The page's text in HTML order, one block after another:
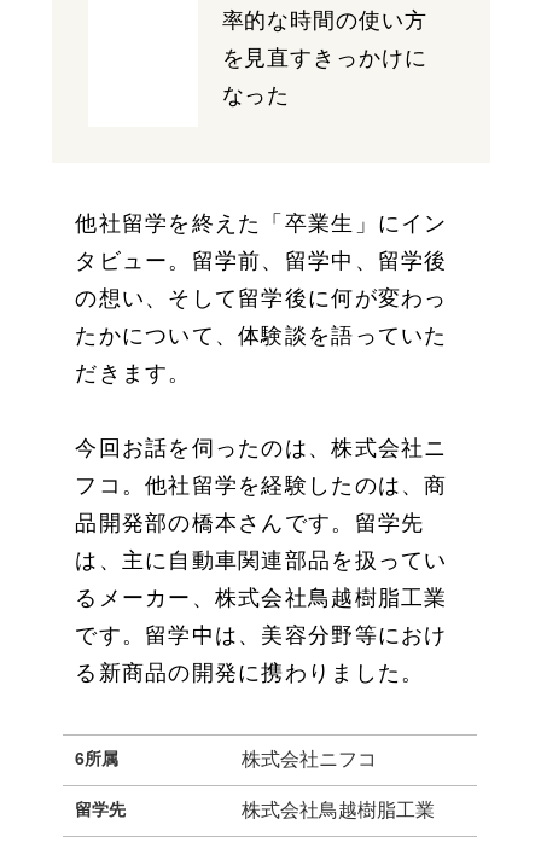
率的な時間の使い方
を見直すきっかけに
なった
他社留学を終えた「卒業生」にイン
タビュー。留学前、留学中、留学後
の想い、そして留学後に何が変わっ
たかについて、体験談を語っていた
だきます。
今回お話を伺ったのは、株式会社ニ
フコ。他社留学を経験したのは、商
品開発部の橋本さんです。留学先
は、主に自動車関連部品を扱ってい
るメーカー、株式会社鳥越樹脂工業
です。留学中は、美容分野等におけ
る新商品の開発に携わりました。
6所属 株式会社ニフコ
留学先 株式会社鳥越樹脂工業